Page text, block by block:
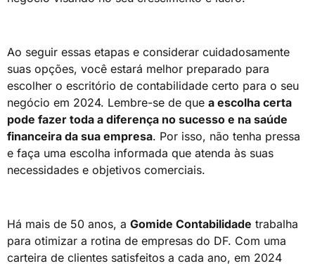
Ao seguir essas etapas e considerar cuidadosamente
suas opções, você estará melhor preparado para
escolher o escritório de contabilidade certo para o seu
negócio em 2024. Lembre-se de que a escolha certa
pode fazer toda a diferença no sucesso e na saúde
financeira da sua empresa. Por isso, não tenha pressa
e faça uma escolha informada que atenda às suas
necessidades e objetivos comerciais.
Há mais de 50 anos, a Gomide Contabilidade trabalha
para otimizar a rotina de empresas do DF. Com uma
carteira de clientes satisfeitos a cada ano, em 2024